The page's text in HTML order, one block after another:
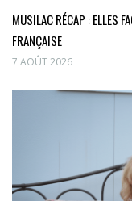
MUSILAC RÉCAP : ELLES
FRANÇAISE
7 AOÛT 2026